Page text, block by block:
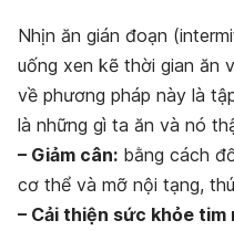
Nhịn ăn gián đoạn
uống xen kẽ thời gian ăn
về phương pháp này là
là những gì ta ăn và nó
– Giảm cân: bằng cách
cơ thể và mỡ nội tạng,
– Cải thiện sức khỏe tim